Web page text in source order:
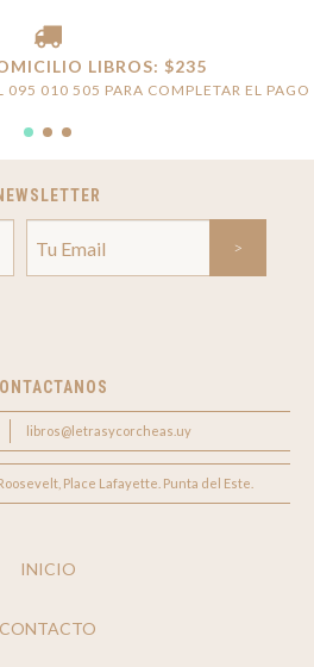
LIBROS: $235
095 010 505 PARA COMPLETAR EL PAGO
libros@letrasycorcheas.uy
Place Lafayette. Punta del Este.
INICIO
CONTACTO